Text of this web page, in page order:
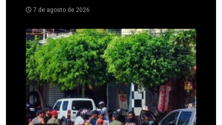
7 de agosto de 2026